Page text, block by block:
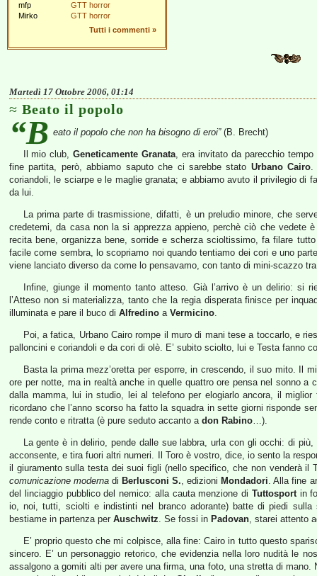
mfp
GTT horror
Mirko
GTT horror
Tutti i commenti »
Martedì 17 Ottobre 2006, 01:14
Beato il popolo
“B eato il popolo che non ha bisogno di eroi”(B. Brecht)
Il mio club,Geneticamente Granata, era invitato da parecchio
fine partita, però, abbiamo saputo che ci sarebbe stato Urbano Cairo.
coriandoli, le sciarpe e le maglie granata; e abbiamo avuto il privilegio di
da lui.
La prima parte di trasmissione, difatti, è un preludio minore, che
credetemi, da casa non la si apprezza appieno, perchè ciò che vedete
recita bene, organizza bene, sorride e scherza scioltissimo, fa filare
facile come sembra, lo scopriamo noi quando tentiamo dei cori e uno
viene lanciato diverso da come lo pensavamo, con tanto di mini-scazzo
Infine, giunge il momento tanto atteso. Già l’arrivo è un delirio: si
l’Atteso non si materializza, tanto che la regia disperata finisce per
illuminata e pare il buco di Alfredino a Vermicino.
Poi, a fatica, Urbano Cairo rompe il muro di mani tese a toccarlo, e
palloncini e coriandoli e da cori di olè. E’ subito sciolto, lui e Testa fanno
Basta la prima mezz’oretta per esporre, in crescendo, il suo mito. Il
ore per notte, ma in realtà anche in quelle quattro ore pensa nel sonno a
dalla mamma, lui in studio, lei al telefono per elogiarlo ancora, il
ricordano che l’anno scorso ha fatto la squadra in sette giorni risponde
rende conto e ritratta (è pure seduto accanto a don Rabino…).
La gente è in delirio, pende dalle sue labbra, urla con gli occhi: di
acconsente, e tira fuori altri numeri. Il Toro è vostro, dice, io sento la
il giuramento sulla testa dei suoi figli (nello specifico, che non venderà
comunicazione moderna di Berlusconi S., edizioni Mondadori. Alla fine
del linciaggio pubblico del nemico: alla cauta menzione di Tuttosportin
io, noi, tutti, sciolti e indistinti nel branco adorante) batte di piedi
bestiame in partenza per Auschwitz. Se fossi in Padovan, starei attento
E’ proprio questo che mi colpisce, alla fine: Cairo in tutto questo
sincero. E’ un personaggio retorico, che evidenzia nella loro nudità le
assalgono a gomiti alti per avere una firma, una foto, una stretta di